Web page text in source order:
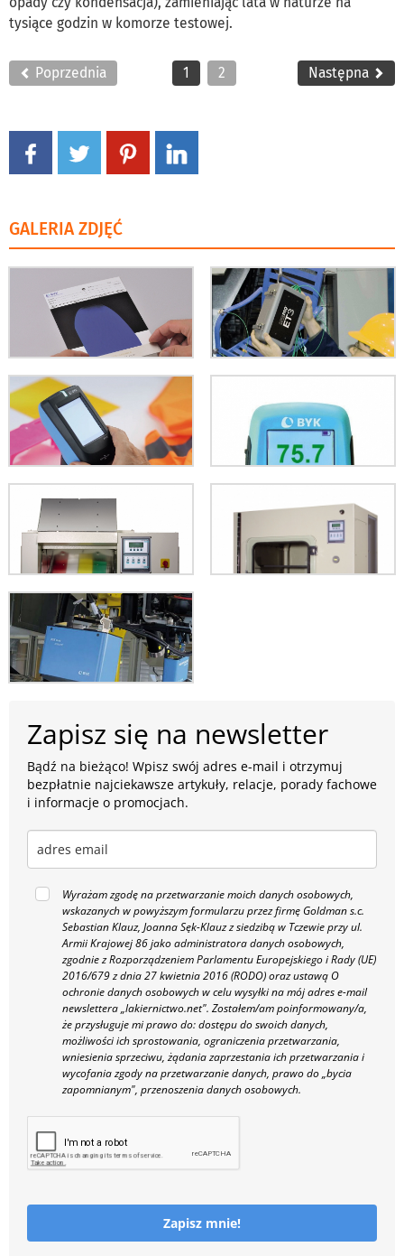
tysiące godzin w komorze testowej.
Poprzednia 1 2 Następna
GALERIA ZDJĘĆ
Zapisz się na newsletter
Bądź na bieżąco! Wpisz swój adres e-mail i otrzymuj
bezpłatnie najciekawsze artykuły, relacje, porady fachowe
i informacje o promocjach.
Wyrażam zgodę na przetwarzanie moich danych osobowych,
wskazanych w powyższym formularzu przez firmę Goldman s.c.
Sebastian Klauz, Joanna Sęk-Klauz z siedzibą w Tczewie przy ul.
Armii Krajowej 86 jako administratora danych osobowych,
zgodnie z Rozporządzeniem Parlamentu Europejskiego i Rady (UE)
2016/679 z dnia 27 kwietnia 2016 (RODO) oraz ustawą O
ochronie danych osobowych w celu wysyłki na mój adres e-mail
newslettera „lakiernictwo.net". Zostałem/am poinformowany/a,
że przysługuje mi prawo do: dostępu do swoich danych,
możliwości ich sprostowania, ograniczenia przetwarzania,
wniesienia sprzeciwu, żądania zaprzestania ich przetwarzania i
wycofania zgody na przetwarzanie danych, prawo do „bycia
zapomnianym", przenoszenia danych osobowych.
Zapisz mnie!